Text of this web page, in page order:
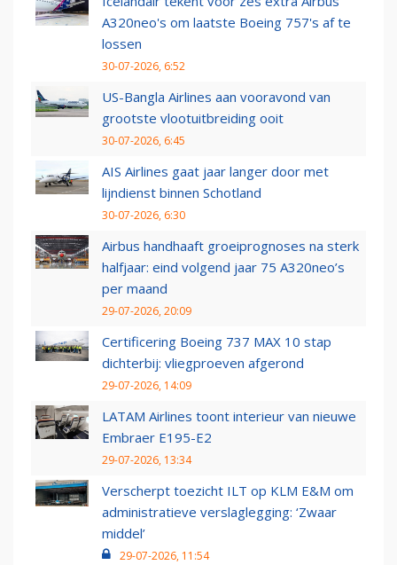
A320neo's om laatste Boeing 757's af te
lossen
30-07-2026, 6:52
US-Bangla Airlines aan vooravond van
grootste vlootuitbreiding ooit
30-07-2026, 6:45
AIS Airlines gaat jaar langer door met
lijndienst binnen Schotland
30-07-2026, 6:30
Airbus handhaaft groeiprognoses na sterk
halfjaar: eind volgend jaar 75 A320neo’s
per maand
29-07-2026, 20:09
Certificering Boeing 737 MAX 10 stap
dichterbij: vliegproeven afgerond
29-07-2026, 14:09
LATAM Airlines toont interieur van nieuwe
Embraer E195-E2
29-07-2026, 13:34
Verscherpt toezicht ILT op KLM E&M om
administratieve verslaglegging: ‘Zwaar
middel’
29-07-2026, 11:54